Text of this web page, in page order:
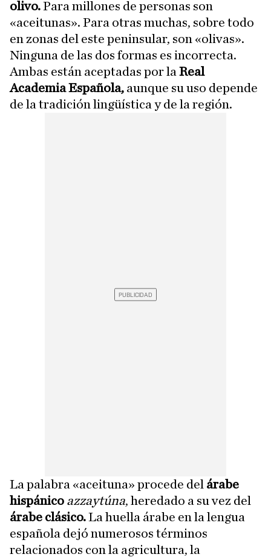
olivo.Para millones de personas son
«aceitunas». Para otras muchas, sobre todo
en zonas del este peninsular, son «olivas».
Ninguna de las dos formas es incorrecta.
Ambas están aceptadas por la Real
Academia Española, aunque su uso depende
de la tradición lingüística y de la región.
La palabra «aceituna» procede del árabe
hispánico azzaytúna, heredado a su vez del
árabe clásico.La huella árabe en la lengua
española dejó numerosos términos
relacionados con la agricultura, la